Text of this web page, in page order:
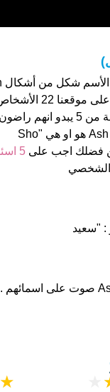
اسمائهم ب 4.5 نجمة من 5
5 اسئلة عن أسمك
الشخصي
★